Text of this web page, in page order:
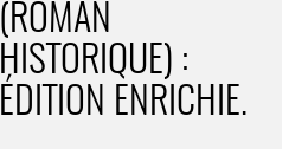
(ROMAN
HISTORIQUE) :
ÉDITION ENRICHIE.